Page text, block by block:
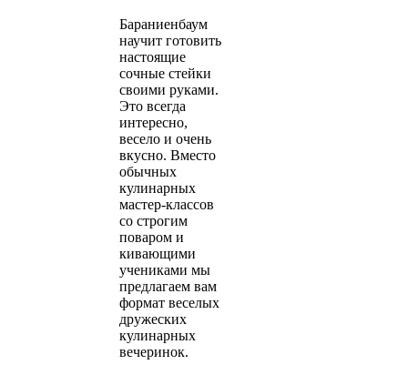
Бараниенбаум
научит готовить
настоящие
сочные стейки
своими руками.
Это всегда
интересно,
весело и очень
вкусно. Вместо
обычных
кулинарных
мастер-классов
со строгим
поваром и
кивающими
учениками мы
предлагаем вам
формат веселых
дружеских
кулинарных
вечеринок.